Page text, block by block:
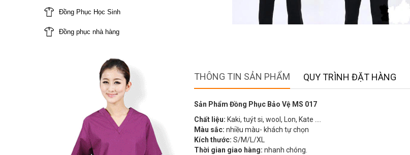
Đồng Phục Học Sinh
Đồng phục nhà hàng
THÔNG TIN SẢN PHẨM QUY TRÌNH ĐẶT HÀNG
Sản Phẩm Đồng Phục Bảo Vệ MS 017
Chất liệu: Kaki, tuýt si, wool, Lon, Kate ….
Màu sắc: nhiều màu- khách tự chọn
Kích thước: S/M/L/XL
Thời gian giao hàng: nhanh chóng.